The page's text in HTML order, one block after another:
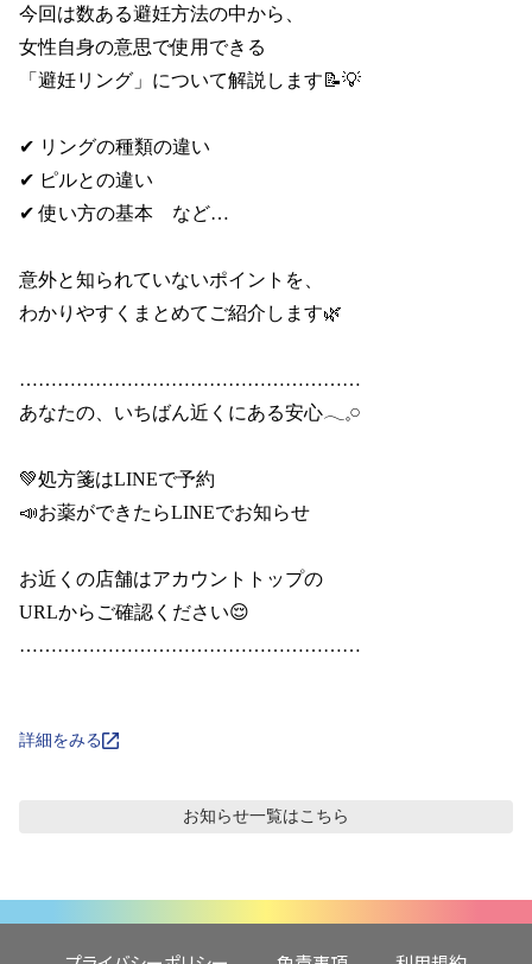
今回は数ある避妊方法の中から、
女性自身の意思で使用できる
「避妊リング」について解説します📝💡
✔ リングの種類の違い
✔ ピルとの違い
✔ 使い方の基本　など…
意外と知られていないポイントを、
わかりやすくまとめてご紹介します🌿
………………………………………………
あなたの、いちばん近くにある安心𓂃𓈒𓏸
💚処方箋はLINEで予約
📣お薬ができたらLINEでお知らせ
お近くの店舗はアカウントトップの
URLからご確認ください😌
………………………………………………
詳細をみる
お知らせ一覧はこちら